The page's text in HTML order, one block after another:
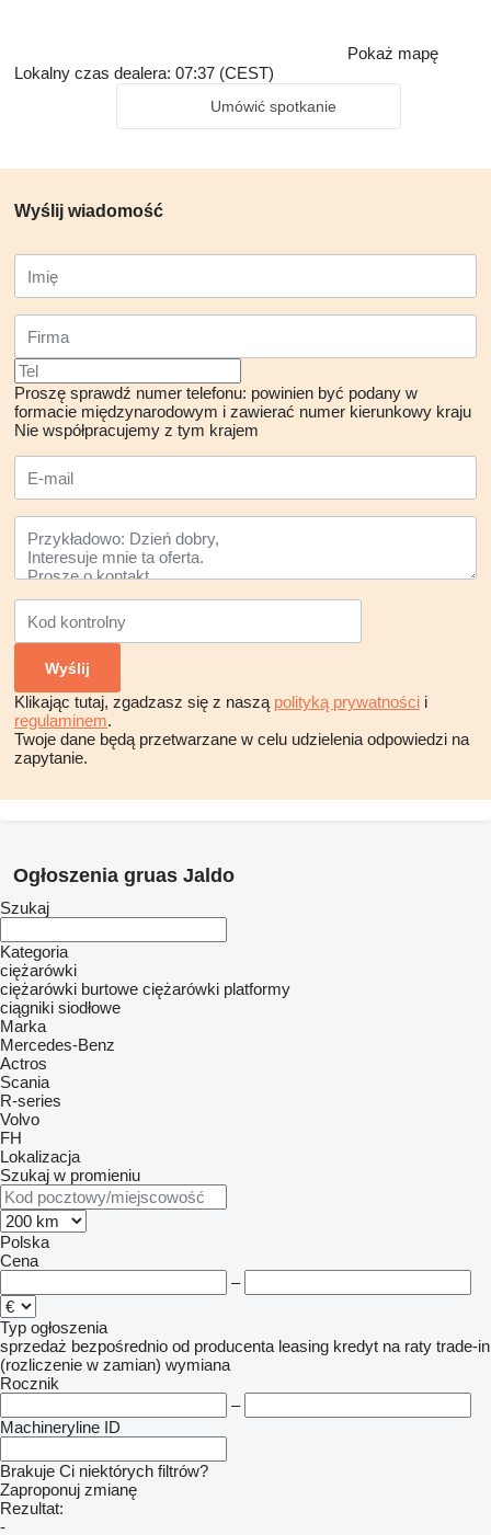
Pokaż mapę
Lokalny czas dealera: 07:37 (CEST)
Umówić spotkanie
Wyślij wiadomość
Proszę sprawdź numer telefonu: powinien być podany w
formacie międzynarodowym i zawierać numer kierunkowy kraju
Nie współpracujemy z tym krajem
Klikając tutaj, zgadzasz się z naszą polityką prywatności i
regulaminem.
Twoje dane będą przetwarzane w celu udzielenia odpowiedzi na
zapytanie.
Ogłoszenia gruas Jaldo
Szukaj
Kategoria
ciężarówki
ciężarówki burtowe ciężarówki platformy
ciągniki siodłowe
Marka
Mercedes-Benz
Actros
Scania
R-series
Volvo
FH
Lokalizacja
Szukaj w promieniu
Polska
Cena
–
Typ ogłoszenia
sprzedaż bezpośrednio od producenta leasing kredyt na raty trade-in
(rozliczenie w zamian) wymiana
Rocznik
–
Machineryline ID
Brakuje Ci niektórych filtrów?
Zaproponuj zmianę
Rezultat:
-